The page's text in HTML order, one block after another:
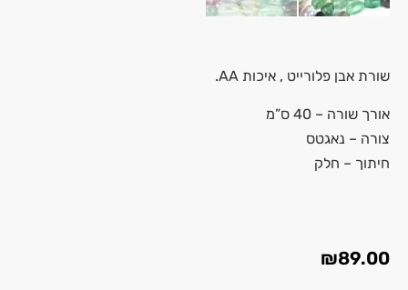
שורת אבן פלורייט , איכות AA.
אורך שורה – 40 ס”מ
צורה – נאגטס
חיתוך – חלק
₪89.00